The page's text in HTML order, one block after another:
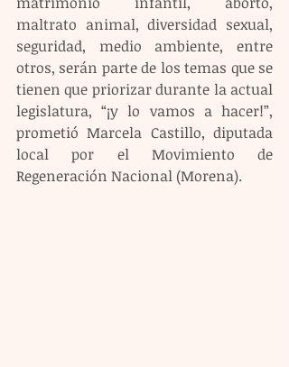
maltrato animal, diversidad sexual,
seguridad, medio ambiente, entre
otros, serán parte de los temas que se
tienen que priorizar durante la actual
legislatura, “¡y lo vamos a hacer!”,
prometió Marcela Castillo, diputada
local por el Movimiento de
Regeneración Nacional (Morena).